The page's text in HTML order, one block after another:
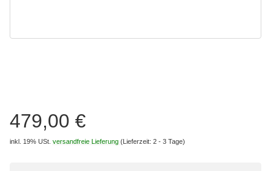
479,00 €
inkl. 19% USt. versandfreie Lieferung (Lieferzeit: 2 - 3 Tage)